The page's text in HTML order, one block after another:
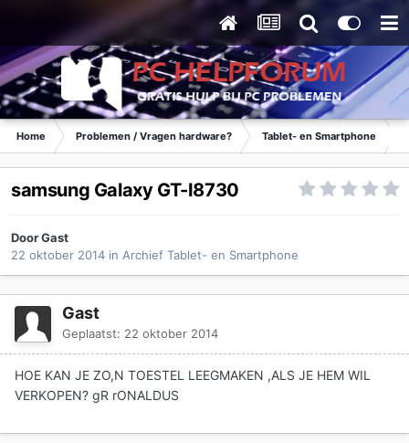
Home Problemen / Vragen hardware? Tablet- en Smartphone
samsung Galaxy GT-I8730
Door Gast
22 oktober 2014 in Archief Tablet- en Smartphone
Gast
Geplaatst: 22 oktober 2014
HOE KAN JE ZO,N TOESTEL LEEGMAKEN ,ALS JE HEM WIL
VERKOPEN? gR rONALDUS